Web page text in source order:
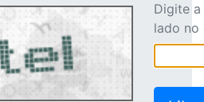
Digite
lado no